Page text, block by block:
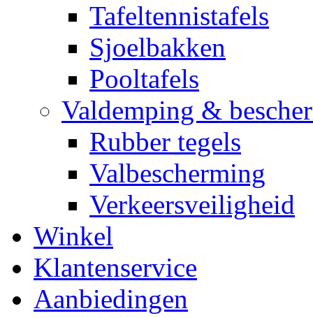
Tafeltennistafels
Sjoelbakken
Pooltafels
Valdemping &
Rubber tegels
Valbescherming
Verkeersveiligheid
Winkel
Klantenservice
Aanbiedingen